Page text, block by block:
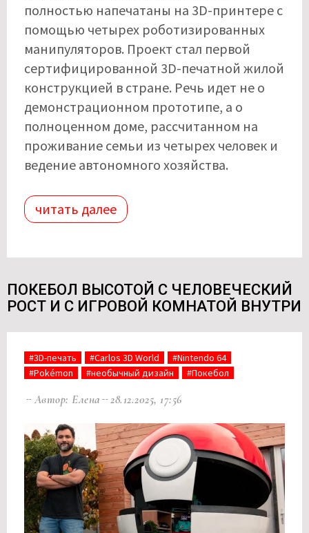
полностью напечатаны на 3D-принтере с
помощью четырех роботизированных
манипуляторов. Проект стал первой
сертифицированной 3D-печатной жилой
конструкцией в стране. Речь идет не о
демонстрационном прототипе, а о
полноценном доме, рассчитанном на
проживание семьи из четырех человек и
ведение автономного хозяйства.
читать далее
ПОКЕБОЛ ВЫСОТОЙ С ЧЕЛОВЕЧЕСКИЙ
РОСТ И С ИГРОВОЙ КОМНАТОЙ ВНУТРИ
#3D-печать #Carlos 3D World
#Nintendo 64
#Pokémon
#необычный дизайн #Покебол
Автор: Елена 28.12.2025, 17:56